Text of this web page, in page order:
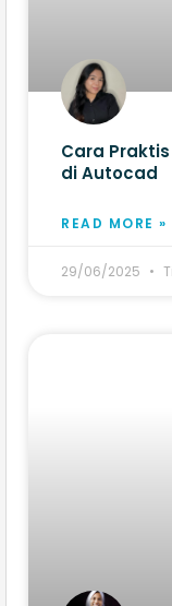
Cara
di Autocad​
READ MORE »
29/06/2025